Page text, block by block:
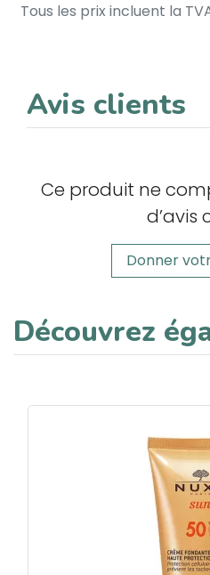
Tous les prix incluent la
Avis clients
Ce produit ne
d’avis
Donner
Découvrez